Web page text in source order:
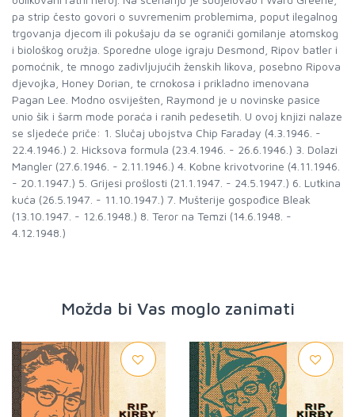
pa strip često govori o suvremenim problemima, poput ilegalnog
trgovanja djecom ili pokušaju da se ograniči gomilanje atomskog
i biološkog oružja. Sporedne ulo­ge igraju Desmond, Ripov batler i
pomoćnik, te mnogo zadivljujućih ženskih likova, posebno Ripova
djevojka, Honey Dorian, te crnokosa i prikladno imenovana
Pagan Lee. Modno osviješten, Raymond je u novinske pasice
unio šik i šarm mode poraća i ranih pedesetih. U ovoj knjizi nalaze
se sljedeće priče: 1. Slučaj ubojstva Chip Faraday (4.3.1946. -
22.4.1946.) 2. Hicksova formula (23.4.1946. - 26.6.1946.) 3. Dolazi
Mangler (27.6.1946. - 2.11.1946.) 4. Kobne krivotvorine (4.11.1946.
- 20.1.1947.) 5. Grijesi prošlosti (21.1.1947. - 24.5.1947.) 6. Lutkina
kuća (26.5.1947. - 11.10.1947.) 7. Mušterije gospođice Bleak
(13.10.1947. - 12.6.1948.) 8. Teror na Temzi (14.6.1948. -
4.12.1948.)
Možda bi Vas moglo zanimati